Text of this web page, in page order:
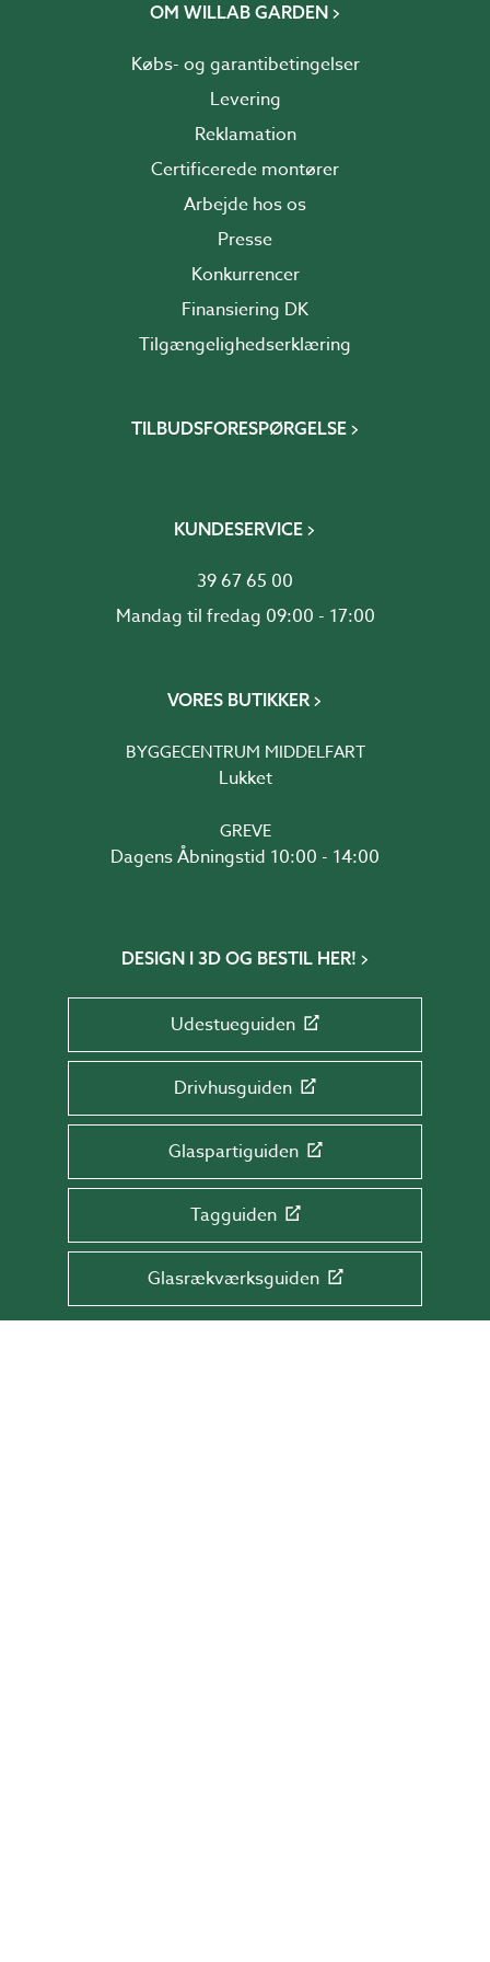
OM WILLAB GARDEN
Købs- og garantibetingelser
Levering
Reklamation
Certificerede montører
Arbejde hos os
Presse
Konkurrencer
Finansiering DK
Tilgængelighedserklæring
TILBUDSFORESPØRGELSE
KUNDESERVICE
39 67 65 00
Mandag til fredag 09:00 - 17:00
VORES BUTIKKER
BYGGECENTRUM MIDDELFART
Lukket
GREVE
Dagens Åbningstid 10:00 - 14:00
DESIGN I 3D OG BESTIL HER!
Udestueguiden
Drivhusguiden
Glaspartiguiden
Tagguiden
Glasrækværksguiden